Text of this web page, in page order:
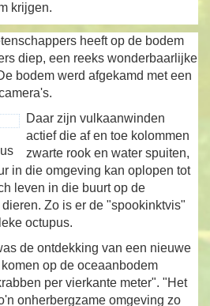
krijgen.
heeft op de bodem
diep, een reeks wonderbaarlijke
bodem werd afgekamd met een
Daar zijn vulkaanwinden
actief die af en toe kolommen
zwarte rook en water spuiten,
in die omgeving kan oplopen tot
leven in die buurt op de
Zo is er de "spookinktvis"
octupus.
de ontdekking van een nieuwe
op de oceaanbodem
per vierkante meter". "Het
onherbergzame omgeving zo